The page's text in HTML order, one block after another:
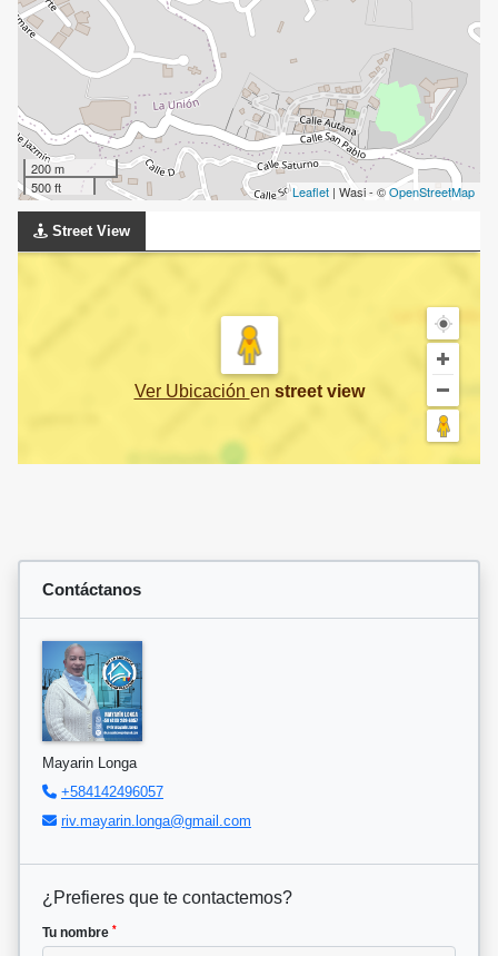
200 m
500 ft
Leaflet | Wasi - ©OpenStreetMap
Street View
Ver Ubicación en street view
Contáctanos
Mayarin Longa
+584142496057
riv.mayarin.longa@gmail.com
¿Prefieres que te contactemos?
Tu nombre *